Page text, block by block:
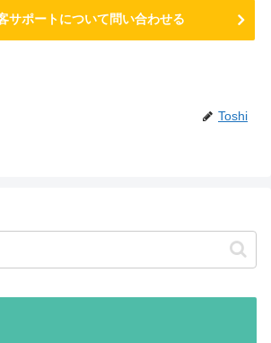
サポートについて問い合わせる
Toshi